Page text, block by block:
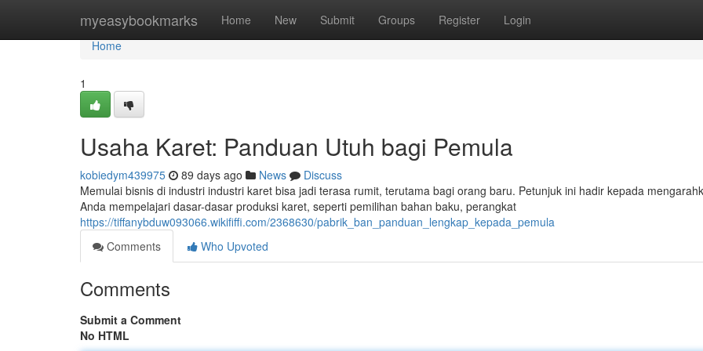
myeasybookmarks Home New Submit Groups Register Login
Home
Home
1
Usaha Karet: Panduan Utuh bagi Pemula
kobiedym439975 89 days ago News
Discuss
Memulai bisnis di industri industri karet bisa jadi terasa rumit, terutama bagi orang baru. Petunjuk ini hadir kepada
Anda mempelajari dasar-dasar produksi karet, seperti pemilihan bahan baku, perangkat
https://tiffanybduw093066.wikififfi.com/2368630/pabrik_ban_panduan_lengkap_kepada_pemula
Comments
Who Upvoted
Comments
Submit a Comment
No HTML